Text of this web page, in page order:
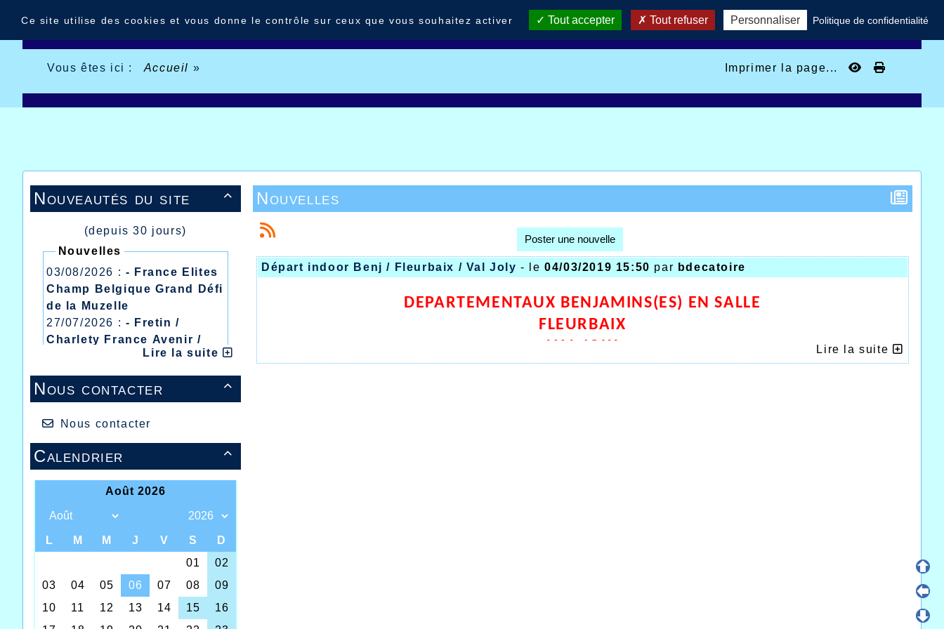
Vous êtes ici : Accueil » Imprimer la page...

Nouveautés du site
(depuis 30 jours)
Nouvelles
03/08/2026 : - France Elites
Champ Belgique Grand Défi
de la Muzelle
27/07/2026 : - Fretin /
Charlety France Avenir /
Heusden Zolder
20/07/2026 :- Courtrai /
Mont des Cats
Meeting Abeilles /
Régionaux /
Lire la suite

Nous contacter
Nous contacter

Calendrier
Nouvelles
Poster une nouvelle
Départ indoor Benj / Fleurbaix / Val Joly - le04/03/2019 15:50 par bdecatoire
DEPARTEMENTAUX BENJAMINS(ES) EN SALLE
FLEURBAIX
Lire la suite
Ce site utilise des cookies et vous donne le contrôle sur ceux que vous souhaitez activer Tout accepter Tout refuser Personnaliser Politique de confidentialité